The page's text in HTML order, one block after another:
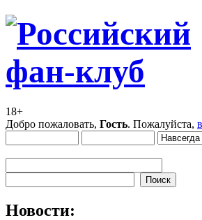
18+
Добро пожаловать, Гость. Пожалуйста,
Новости: